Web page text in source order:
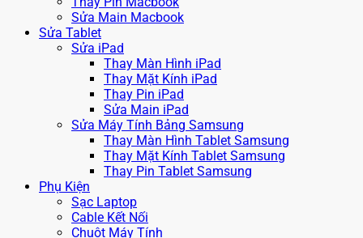
Sửa Main Macbook
Sửa Tablet
Sửa iPad
Thay Màn Hình iPad
Thay Mặt Kính iPad
Thay Pin iPad
Sửa Main iPad
Sửa Máy Tính Bảng Samsung
Thay Màn Hình Tablet Samsung
Thay Mặt Kính Tablet Samsung
Thay Pin Tablet Samsung
Phụ Kiện
Sạc Laptop
Cable Kết Nối
Chuột Máy Tính